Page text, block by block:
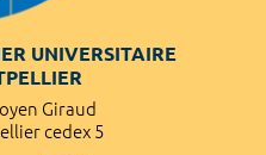
UNIVERSITAIRE
Giraud
cedex 5